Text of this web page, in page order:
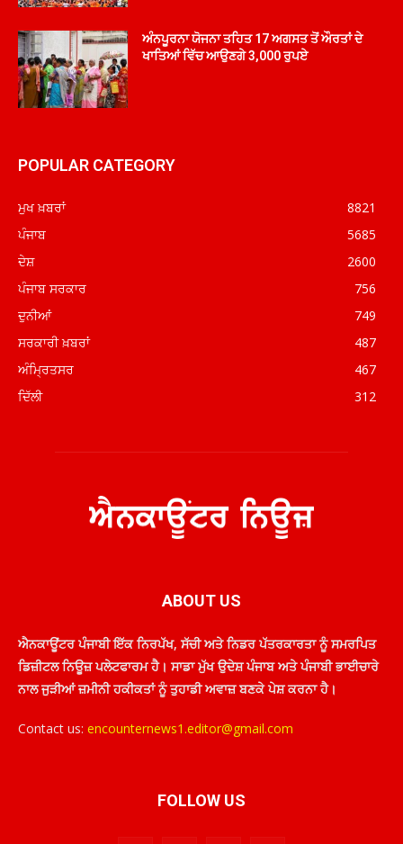
ਅੰਨਪੂਰਨਾ ਯੋਜਨਾ ਤਹਿਤ 17 ਅਗਸਤ ਤੋਂ ਔਰਤਾਂ ਦੇ
ਖਾਤਿਆਂ ਵਿੱਚ ਆਉਣਗੇ 3,000 ਰੁਪਏ
POPULAR CATEGORY
ਮੁਖ ਖ਼ਬਰਾਂ
8821
ਪੰਜਾਬ
5685
ਦੇਸ਼
2600
ਪੰਜਾਬ ਸਰਕਾਰ
756
ਦੁਨੀਆਂ
749
ਸਰਕਾਰੀ ਖ਼ਬਰਾਂ
487
ਅੰਮ੍ਰਿਤਸਰ
467
ਦਿੱਲੀ
312
ABOUT US
ਐਨਕਾਊਂਟਰ ਪੰਜਾਬੀ ਇੱਕ ਨਿਰਪੱਖ, ਸੱਚੀ ਅਤੇ ਨਿਡਰ ਪੱਤਰਕਾਰਤਾ ਨੂੰ ਸਮਰਪਿਤ
ਡਿਜ਼ੀਟਲ ਨਿਊਜ਼ ਪਲੇਟਫਾਰਮ ਹੈ। ਸਾਡਾ ਮੁੱਖ ਉਦੇਸ਼ ਪੰਜਾਬ ਅਤੇ ਪੰਜਾਬੀ ਭਾਈਚਾਰੇ
ਨਾਲ ਜੁੜੀਆਂ ਜ਼ਮੀਨੀ ਹਕੀਕਤਾਂ ਨੂੰ ਤੁਹਾਡੀ ਅਵਾਜ਼ ਬਣਕੇ ਪੇਸ਼ ਕਰਨਾ ਹੈ।
Contact us: encounternews1.editor@gmail.com
FOLLOW US